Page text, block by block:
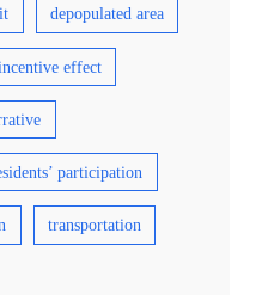
depopulated area
effect
participation
transportation